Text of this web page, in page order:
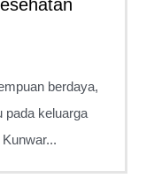
berdaya,
pada keluarga